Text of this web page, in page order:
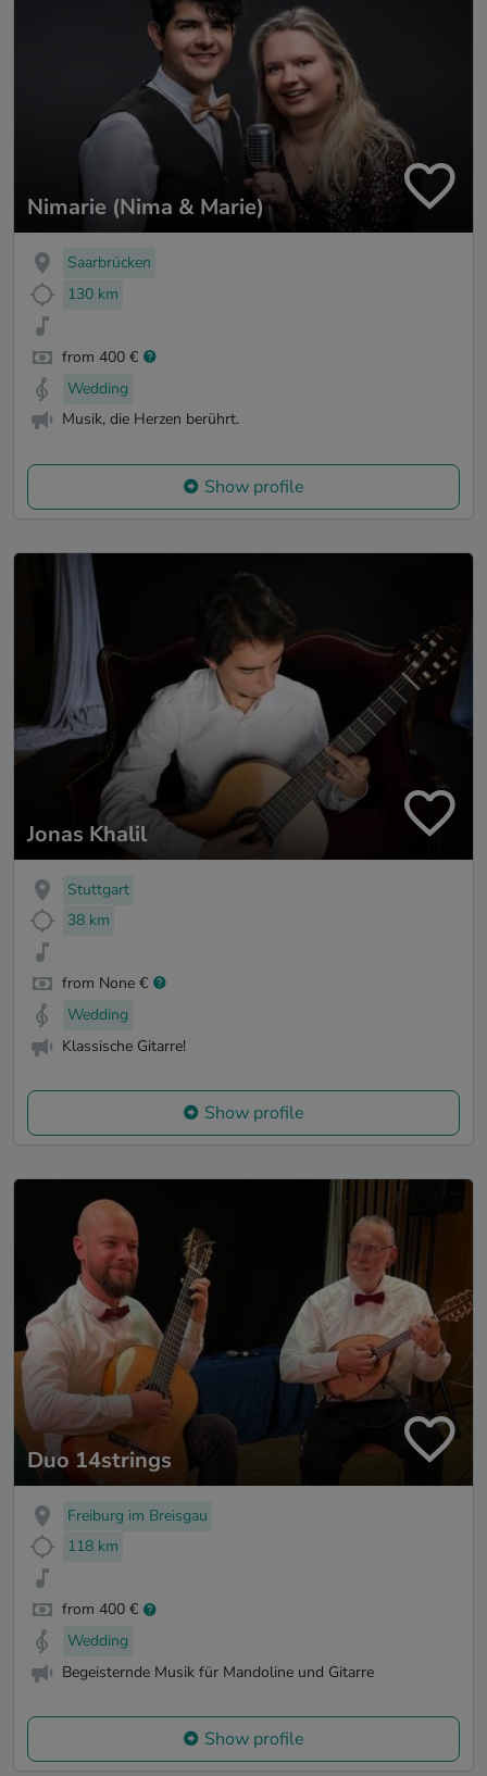
Nimarie (Nima & Marie)
Saarbrücken
130 km
from 400 €
Wedding
Musik, die Herzen berührt.
Show profile
Jonas Khalil
Stuttgart
38 km
from None €
Wedding
Klassische Gitarre!
Show profile
Duo 14strings
Freiburg im Breisgau
118 km
from 400 €
Wedding
Begeisternde Musik für Mandoline und Gitarre
Show profile